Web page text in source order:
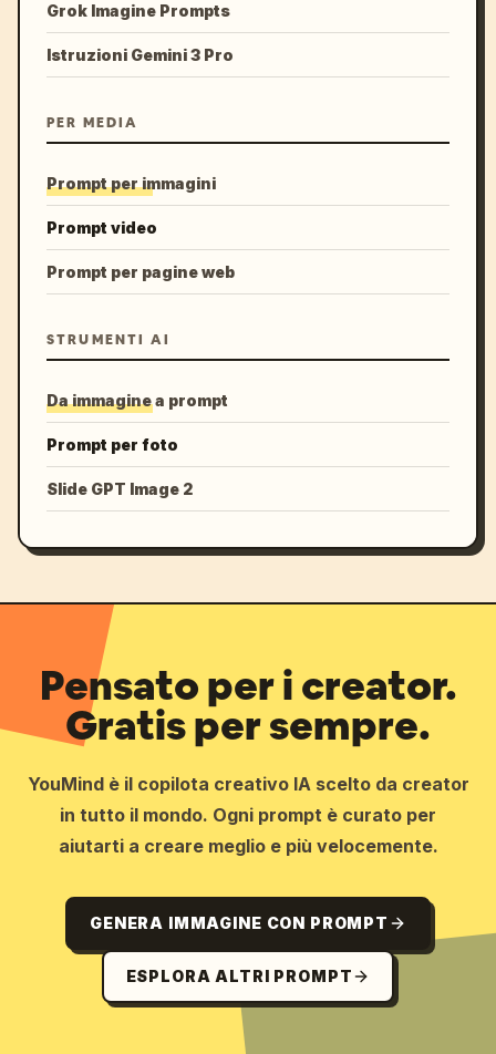
Grok Imagine Prompts
Istruzioni Gemini 3 Pro
PER MEDIA
Prompt per immagini
Prompt video
Prompt per pagine web
STRUMENTI AI
Da immagine a prompt
Prompt per foto
Slide GPT Image 2
Pensato per i creator.
Gratis per sempre.
YouMind è il copilota creativo IA scelto da creator
in tutto il mondo. Ogni prompt è curato per
aiutarti a creare meglio e più velocemente.
GENERA IMMAGINE CON PROMPT
ESPLORA ALTRI PROMPT